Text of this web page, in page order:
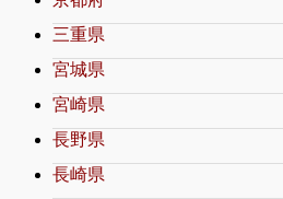
三重県
宮城県
宮崎県
長野県
長崎県